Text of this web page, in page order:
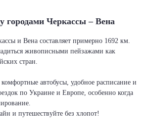
городами Черкассы – Вена
и Вена составляет примерно 1692 км.
живописными пейзажами как
стран.
автобусы, удобное расписание и
по Украине и Европе, особенно когда
и путешествуйте без хлопот!